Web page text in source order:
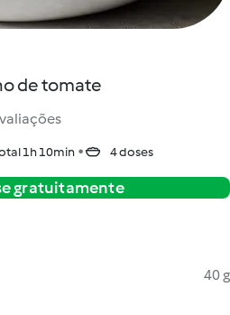
de tomate
1h 10min 4 doses
gratuitamente
40 g